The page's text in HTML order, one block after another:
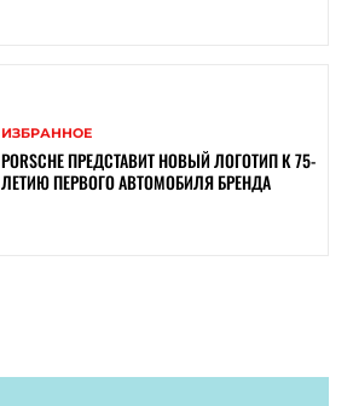
ИЗБРАННОЕ
PORSCHE ПРЕДСТАВИТ НОВЫЙ ЛОГОТИП К 75-
ЛЕТИЮ ПЕРВОГО АВТОМОБИЛЯ БРЕНДА